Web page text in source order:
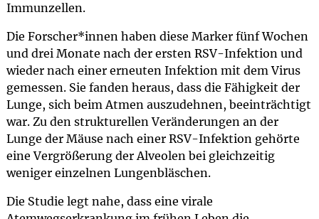
Immunzellen.
Die Forscher*innen haben diese Marker fünf Wochen
und drei Monate nach der ersten RSV-Infektion und
wieder nach einer erneuten Infektion mit dem Virus
gemessen. Sie fanden heraus, dass die Fähigkeit der
Lunge, sich beim Atmen auszudehnen, beeinträchtigt
war. Zu den strukturellen Veränderungen an der
Lunge der Mäuse nach einer RSV-Infektion gehörte
eine Vergrößerung der Alveolen bei gleichzeitig
weniger einzelnen Lungenbläschen.
Die Studie legt nahe, dass eine virale